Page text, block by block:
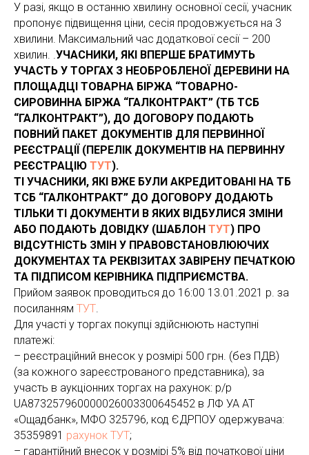
У разі, якщо в останню хвилину основної сесії, учасник
пропонує підвищення ціни, сесія продовжується на 3
хвилини. Максимальний час додаткової сесії – 200
хвилин. .УЧАСНИКИ, ЯКІ ВПЕРШЕ БРАТИМУТЬ
УЧАСТЬ У ТОРГАХ З НЕОБРОБЛЕНОЇ ДЕРЕВИНИ НА
ПЛОЩАДЦІ ТОВАРНА БІРЖА “ТОВАРНО-
СИРОВИННА БІРЖА “ГАЛКОНТРАКТ” (ТБ ТСБ
“ГАЛКОНТРАКТ”), ДО ДОГОВОРУ ПОДАЮТЬ
ПОВНИЙ ПАКЕТ ДОКУМЕНТІВ ДЛЯ ПЕРВИННОЇ
РЕЄСТРАЦІЇ (ПЕРЕЛІК ДОКУМЕНТІВ НА ПЕРВИННУ
РЕЄСТРАЦІЮ ТУТ).
ТІ УЧАСНИКИ, ЯКІ ВЖЕ БУЛИ АКРЕДИТОВАНІ НА ТБ
ТСБ “ГАЛКОНТРАКТ” ДО ДОГОВОРУ ДОДАЮТЬ
ТІЛЬКИ ТІ ДОКУМЕНТИ В ЯКИХ ВІДБУЛИСЯ ЗМІНИ
АБО ПОДАЮТЬ ДОВІДКУ (ШАБЛОН ТУТ) ПРО
ВІДСУТНІСТЬ ЗМІН У ПРАВОВСТАНОВЛЮЮЧИХ
ДОКУМЕНТАХ ТА РЕКВІЗИТАХ ЗАВІРЕНУ ПЕЧАТКОЮ
ТА ПІДПИСОМ КЕРІВНИКА ПІДПРИЄМСТВА.
Прийом заявок проводиться до 16:00 13.01.2021 р. за
посиланням ТУТ.
Для участі у торгах покупці здійснюють наступні
платежі:
– реєстраційний внесок у розмірі 500 грн. (без ПДВ)
(за кожного зареєстрованого представника), за
участь в аукціонних торгах на рахунок: р/р
UA873257960000026003300645452 в ЛФ УА АТ
«Ощадбанк», МФО 325796, код ЄДРПОУ одержувача:
35359891 рахунок ТУТ;
– гарантійний внесок у розмірі 5% від початкової ціни